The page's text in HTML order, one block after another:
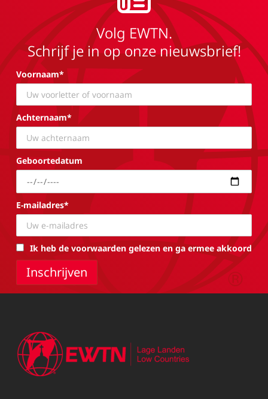
Volg EWTN.
Schrijf je in op onze nieuwsbrief!
Voornaam*
Achternaam*
Geboortedatum
E-mailadres*
Ik heb de voorwaarden gelezen en ga ermee akkoord